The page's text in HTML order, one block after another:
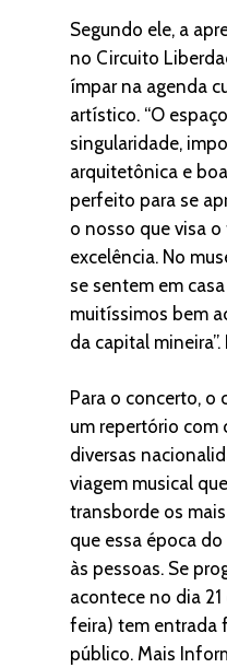
Segundo ele, a
no Circuito
ímpar na agenda
artístico. “O
singularidade,
arquitetônica e
perfeito para se
o nosso que visa
excelência. No
se sentem em
muitíssimos bem
da capital mineira”.
Para o concerto, o
um repertório com
diversas
viagem musical
transborde os
que essa época
às pessoas. Se
acontece no dia
feira) tem entrada
público. Mais